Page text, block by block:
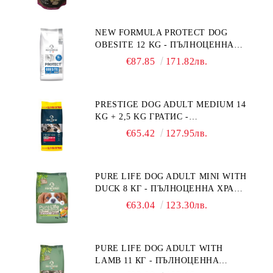
NEW FORMULA PROTECT DOG
OBESITE 12 KG - ПЪЛНОЦЕННА
ДИЕТИЧНА ХРАНА ЗА КУЧЕТА
"РЕГУЛИРАНЕ НА ВНОСА НА
ГЛЮКОЗА (DIABETES MELLITUS)."
€87.85 171.82лв.
PRESTIGE DOG ADULT MEDIUM 14
KG + 2,5 KG ГРАТИС -
ПЪЛНОЦЕННА ХРАНА ЗА
€65.42 127.95лв.
PURE LIFE DOG ADULT MINI WITH
DUCK 8 КГ - ПЪЛНОЦЕННА ХРАНА
ЗА ПОРАСНАЛИ КУЧЕТА ОТ
ГЛУТЕН. ПРОИЗВЕДЕНА ВЪВ
ФРАНЦИЯ.
€63.04 123.30лв.
PURE LIFE DOG ADULT WITH
LAMB 11 КГ - ПЪЛНОЦЕННА